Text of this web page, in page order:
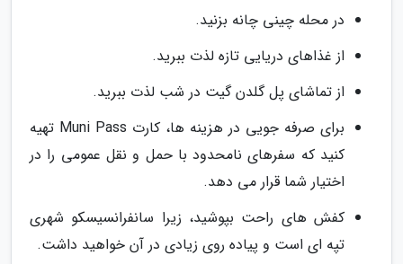
در محله چینی چانه بزنید.
از غذاهای دریایی تازه لذت ببرید.
از تماشای پل گلدن گیت در شب لذت ببرید.
برای صرفه جویی در هزینه ها، کارت Muni Pass تهیه
کنید که سفرهای نامحدود با حمل و نقل عمومی را در
اختیار شما قرار می دهد.
کفش های راحت بپوشید، زیرا سانفرانسیسکو شهری
تپه ای است و پیاده روی زیادی در آن خواهید داشت.